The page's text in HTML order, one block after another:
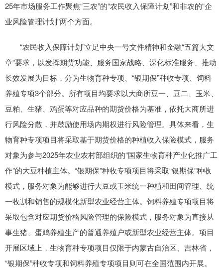
25年市场服务工作聚焦“三农”的“农民收入保障计划”和非农的“企
业风险管理计划”两个方面。
“农民收入保障计划”立足中央一号文件精神和金融“五篇大文
章”要求，以发挥期货功能、服务国家战略、深化标准服务、推动
长效发展为目标，分为生物育种专项、“银期保”种收专项、饲料
养殖专项3个部分。所有项目均要求以大商所豆一、豆二、玉米、
豆粕、生猪、鸡蛋等对应品种的期货价格为基准，依托大商所进
行风险分散，并鼓励使用场内期权进行风险管理。具体来看，生
物育种专项项目将采取基于期货价格的种植收入保险模式，服务
对象为参与2025年农业农村部组织的“国家生物育种产业化推广工
作”的大豆种植主体。“银期保”种收专项项目将采取“银期保”种收
模式，服务对象为能够进行大豆或玉米统一种植和田间管理、统
一收割和销售的规模化新型农业经营主体。饲料养殖专项项目将
采取包含对应期货价格风险管理的保险模式，服务对象为直接从
事生猪、蛋鸡养殖生产的普通养殖户或新型农业经营主体。项目
开展区域上，生物育种专项项目仅限于内蒙古自治区、吉林省，
“银期保”种收专项和饲料养殖专项项目则可在全国范围内开展。